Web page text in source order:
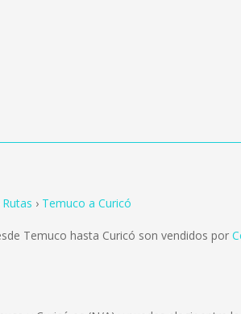
Rutas Temuco a Curicó
Temuco hasta Curicó son vendidos por